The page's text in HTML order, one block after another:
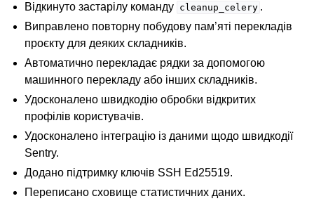
Відкинуто застарілу команду cleanup_celery .
Виправлено повторну побудову пам’яті перекладів
проєкту для деяких складників.
Автоматично перекладає рядки за допомогою
машинного перекладу або інших складників.
Удосконалено швидкодію обробки відкритих
профілів користувачів.
Удосконалено інтеграцію із даними щодо швидкодії
Sentry.
Додано підтримку ключів SSH Ed25519.
Переписано сховище статистичних даних.